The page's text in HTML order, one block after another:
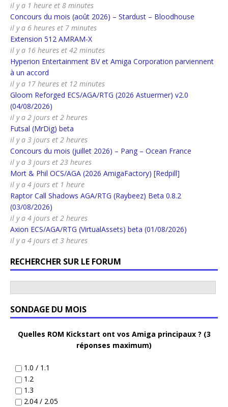
il y a 1 heure et 8 minutes
Concours du mois (août 2026) – Stardust – Bloodhouse
il y a 6 heures et 7 minutes
Extension 512 AMRAM-X
il y a 16 heures et 42 minutes
Hyperion Entertainment BV et Amiga Corporation parviennent
à un accord
il y a 17 heures et 12 minutes
Gloom Reforged ECS/AGA/RTG (2026 Astuermer) v2.0
(04/08/2026)
il y a 2 jours et 2 heures
Futsal (MrDig) beta
il y a 3 jours et 2 heures
Concours du mois (juillet 2026) – Pang – Ocean France
il y a 3 jours et 23 heures
Mort & Phil OCS/AGA (2026 AmigaFactory) [Redpill]
il y a 4 jours et 1 heure
Raptor Call Shadows AGA/RTG (Raybeez) Beta 0.8.2
(03/08/2026)
il y a 4 jours et 2 heures
Axion ECS/AGA/RTG (VirtualAssets) beta (01/08/2026)
il y a 4 jours et 3 heures
RECHERCHER SUR LE FORUM
SONDAGE DU MOIS
Quelles ROM Kickstart ont vos Amiga principaux ? (3
réponses maximum)
1.0 / 1.1
1.2
1.3
2.04 / 2.05